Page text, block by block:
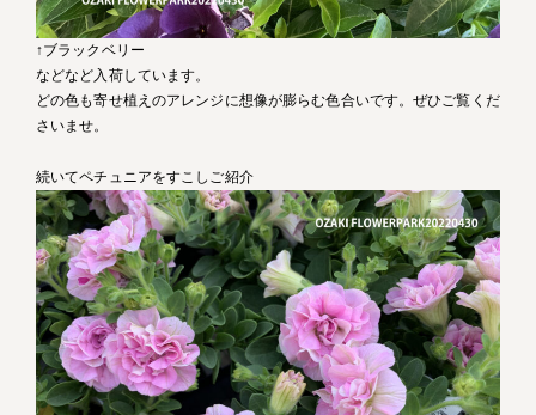
↑ブラックベリー
などなど入荷しています。
どの色も寄せ植えのアレンジに想像が膨らむ色合いです。ぜひご覧くだ
さいませ。
続いてペチュニアをすこしご紹介